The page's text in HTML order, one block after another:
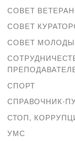
СОВЕТ
СОВЕТ
СОВЕТ
СПОРТ
СПРАВОЧНИК-
СТОП,
УМС